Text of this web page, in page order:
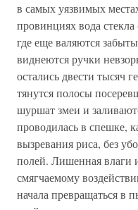
в самых уязвимых
провинциях вода
где еще валяются
виднеются ручки
остались двести тысяч
тянутся полосы
шуршат змеи и
проводилась в спешке,
вызревания риса, без
полей. Лишенная влаги
смягчаемому
начала превращаться в